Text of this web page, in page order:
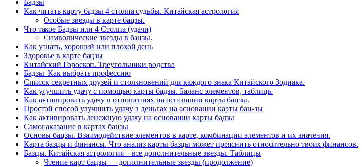
Бадзы
Как читать карту бадзы 4 столпа судьбы. Китайская астрология
Особые звезды в карте бацзы.
Что такое Бадзы или 4 Столпа (удачи)
Символические звезды в бацзы.
Как узнать, хороший или плохой день
Здоровье в карте бацзы
Китайский Гороскоп. Треугольники родства
Бадзы. Как выбрать профессию
Список секретных друзей и cтолкновений для каждого знака Китайского Зодиака.
Как улучшить удачу с помощью карты бадзы. Баланс элементов, таблицы
Как активировать удачу в отношениях на основании карты бацзы.
Простой способ улучшить удачу в деньгах на основании карты бац-зы
Как активировать денежную удачу на основании карты бадзы
Самонаказание в картах бацзы
Основы бацзы. Взаимодействие элементов в карте, комбинации элементов и их значения.
Карта базцы и финансы. Что анализ карты базцы может прояснить относительно твоих финансов.
Базцы. Китайская астрология – все дополнительные звезды. Таблицы
Чтение карт бацзы — дополнительные звезды (продолжение)